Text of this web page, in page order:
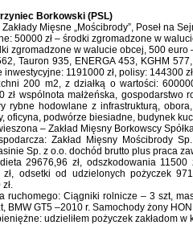
Borkowski (PSL)
Mięsne „Mościbrody”, Poseł na
50000 zł – środki zgromadzone w
zgromadzone w walucie obcej, 500
Tauron 935, ENERGA 453, KGHM
1191000 zł, polisy: 144300
200 m2, z działką o wartości:
zł wspólnota małżeńska,
rybne hodowlane z infrastrukturą,
oficyna, podwórze biesiadne, budynek
– Zakład Mięsny Borkowscy
Zakład Mięsny Mościbrody
Sp. z o.o. dochód brutto plus praca
29676,96 zł, odszkodowania
odsetki od udzielonych pożyczek
ruchomego: Ciągniki rolnicze – 3 szt,
BMW GT5 –2010 r. Samochody żony
udzieliłem pożyczek zakładom w